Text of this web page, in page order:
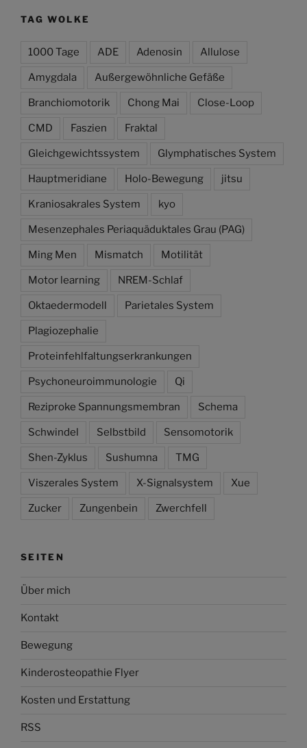
TAG WOLKE
1000 Tage ADE Adenosin Allulose
Amygdala Außergewöhnliche Gefäße
Branchiomotorik Chong Mai Close-Loop
CMD Faszien Fraktal
Gleichgewichtssystem Glymphatisches System
Hauptmeridiane Holo-Bewegung jitsu
Kraniosakrales System kyo
Mesenzephales Periaquäduktales Grau (PAG)
Ming Men Mismatch Motilität
Motor learning NREM-Schlaf
Oktaedermodell Parietales System
Plagiozephalie
Proteinfehlfaltungserkrankungen
Psychoneuroimmunologie Qi
Reziproke Spannungsmembran Schema
Schwindel Selbstbild Sensomotorik
Shen-Zyklus Sushumna TMG
Viszerales System X-Signalsystem Xue
Zucker Zungenbein Zwerchfell
SEITEN
Über mich
Kontakt
Bewegung
Kinderosteopathie Flyer
Kosten und Erstattung
RSS